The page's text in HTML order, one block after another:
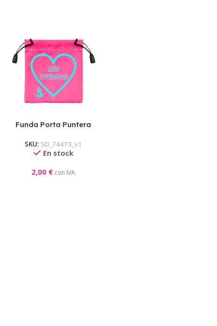
Funda Porta Puntera
SKU: SD_74473_v1
En stock
2,00 € con IVA